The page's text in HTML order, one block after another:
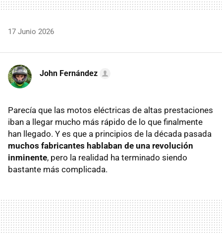
17 Junio 2026
John Fernández
Parecía que las motos eléctricas de altas prestaciones
iban a llegar mucho más rápido de lo que finalmente
han llegado. Y es que a principios de la década pasada
muchos fabricantes hablaban de una revolución
inminente, pero la realidad ha terminado siendo
bastante más complicada.